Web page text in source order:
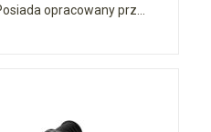
opracowany prz...